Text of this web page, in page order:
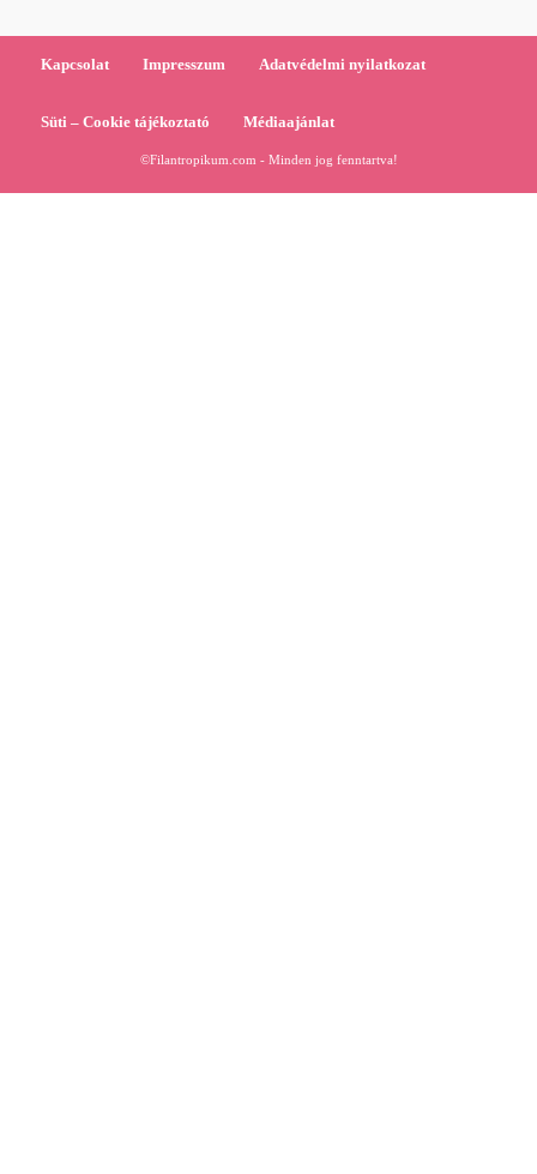
Kapcsolat Impresszum Adatvédelmi nyilatkozat
Süti – Cookie tájékoztató Médiaajánlat
©Filantropikum.com - Minden jog fenntartva!